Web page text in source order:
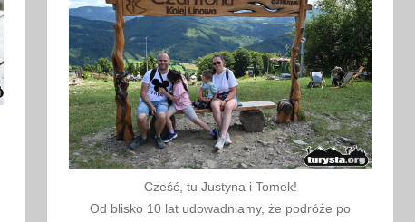
Cześć, tu Justyna i Tomek!
Od blisko 10 lat udowadniamy, że podróże po